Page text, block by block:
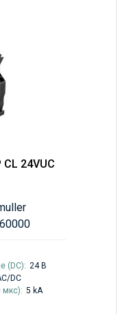
24VUC
(DC): 24 В
DC
мкс): 5 kA